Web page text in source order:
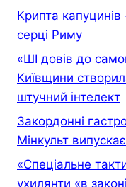
Крипта
серці Риму
«ШІ довів до
Київщини
штучний інтелект
Закордонні
Мінкульт
«Спеціальне
ухилянти «в